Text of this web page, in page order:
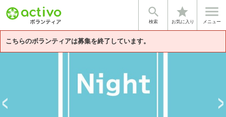

検索
star
お気に入り

メニュー
こちらのボランティアは募集を終了しています。
基本情報 募集詳細 ボランティア活動規約